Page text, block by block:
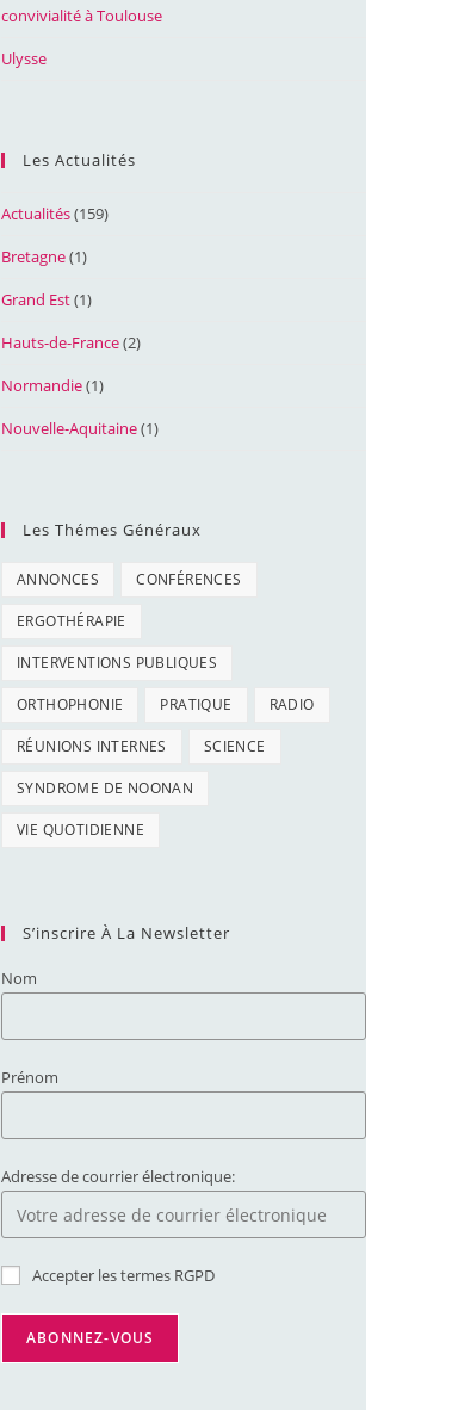
convivialité à Toulouse
Ulysse
Les Actualités
Actualités(159)
Bretagne(1)
Grand Est(1)
Hauts-de-France(2)
Normandie(1)
Nouvelle-Aquitaine(1)
Les Thémes Généraux
ANNONCES CONFÉRENCES
ERGOTHÉRAPIE
INTERVENTIONS PUBLIQUES
ORTHOPHONIE PRATIQUE RADIO
RÉUNIONS INTERNES SCIENCE
SYNDROME DE NOONAN
VIE QUOTIDIENNE
S’inscrire À La Newsletter
Nom
Prénom
Adresse de courrier électronique:
Accepter les termes RGPD